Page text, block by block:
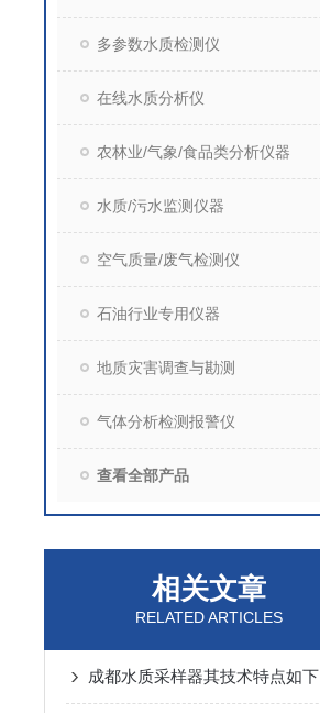
多参数水质检测仪
在线水质分析仪
农林业/气象/食品类分析仪器
水质/污水监测仪器
空气质量/废气检测仪
石油行业专用仪器
地质灾害调查与勘测
气体分析检测报警仪
查看全部产品
相关文章
RELATED ARTICLES
成都水质采样器其技术特点如下